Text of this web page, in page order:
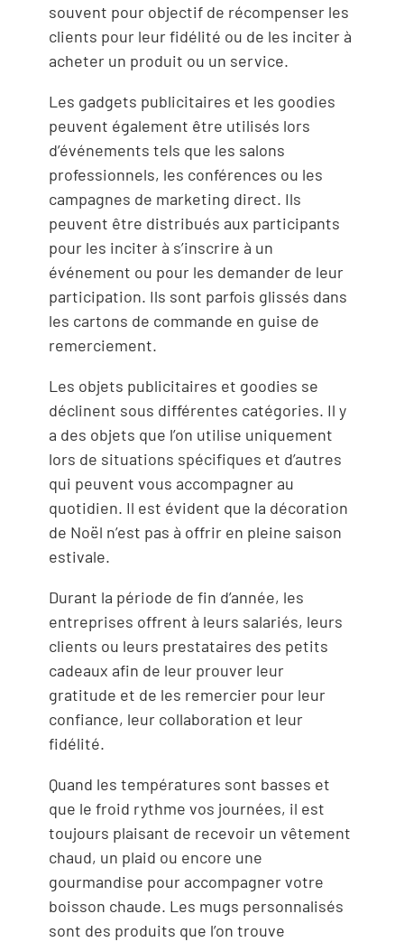
souvent pour objectif de récompenser les
clients pour leur fidélité ou de les inciter à
acheter un produit ou un service.
Les gadgets publicitaires et les goodies
peuvent également être utilisés lors
d’événements tels que les salons
professionnels, les conférences ou les
campagnes de marketing direct. Ils
peuvent être distribués aux participants
pour les inciter à s’inscrire à un
événement ou pour les demander de leur
participation. Ils sont parfois glissés dans
les cartons de commande en guise de
remerciement.
Les objets publicitaires et goodies se
déclinent sous différentes catégories. Il y
a des objets que l’on utilise uniquement
lors de situations spécifiques et d’autres
qui peuvent vous accompagner au
quotidien. Il est évident que la décoration
de Noël n’est pas à offrir en pleine saison
estivale.
Durant la période de fin d’année, les
entreprises offrent à leurs salariés, leurs
clients ou leurs prestataires des petits
cadeaux afin de leur prouver leur
gratitude et de les remercier pour leur
confiance, leur collaboration et leur
fidélité.
Quand les températures sont basses et
que le froid rythme vos journées, il est
toujours plaisant de recevoir un vêtement
chaud, un plaid ou encore une
gourmandise pour accompagner votre
boisson chaude. Les mugs personnalisés
sont des produits que l’on trouve